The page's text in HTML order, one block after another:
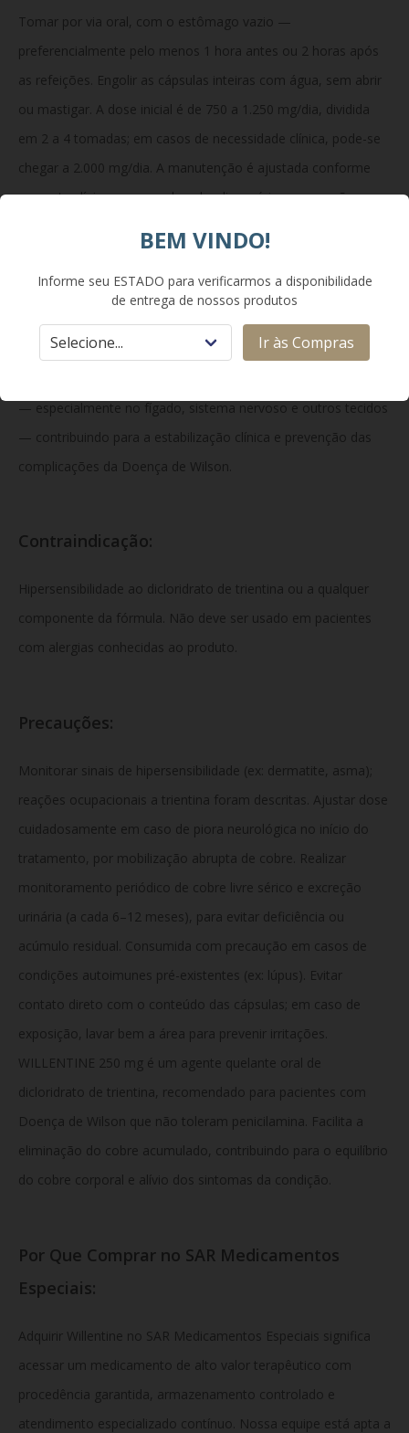
Tomar por via oral, com o estômago vazio —
preferencialmente pelo menos 1 hora antes ou 2 horas após
as refeições. Engolir as cápsulas inteiras com água, sem abrir
ou mastigar. A dose inicial é de 750 a 1.250 mg/dia, dividida
em 2 a 4 tomadas; em casos de necessidade clínica, pode-se
chegar a 2.000 mg/dia. A manutenção é ajustada conforme
resposta clínica, exames de cobre livre sérico e excreção
Como Funciona:
Ao promover a eliminação do cobre acumulado, WILLENTINE
— especialmente no fígado, sistema nervoso e outros tecidos
— contribuindo para a estabilização clínica e prevenção das
complicações da Doença de Wilson.
Contraindicação:
Hipersensibilidade ao dicloridrato de trientina ou a qualquer
componente da fórmula. Não deve ser usado em pacientes
com alergias conhecidas ao produto.
Precauções:
Monitorar sinais de hipersensibilidade (ex: dermatite, asma);
reações ocupacionais a trientina foram descritas. Ajustar dose
cuidadosamente em caso de piora neurológica no início do
tratamento, por mobilização abrupta de cobre. Realizar
monitoramento periódico de cobre livre sérico e excreção
urinária (a cada 6–12 meses), para evitar deficiência ou
acúmulo residual. Consumida com precaução em casos de
condições autoimunes pré-existentes (ex: lúpus). Evitar
contato direto com o conteúdo das cápsulas; em caso de
exposição, lavar bem a área para prevenir irritações.
WILLENTINE 250 mg é um agente quelante oral de
dicloridrato de trientina, recomendado para pacientes com
Doença de Wilson que não toleram penicilamina. Facilita a
eliminação do cobre acumulado, contribuindo para o equilíbrio
do cobre corporal e alívio dos sintomas da condição.
Por Que Comprar no SAR Medicamentos
Especiais:
Adquirir Willentine no SAR Medicamentos Especiais significa
acessar um medicamento de alto valor terapêutico com
procedência garantida, armazenamento controlado e
atendimento especializado contínuo. Nossa equipe está apta a
BEM VINDO!
Informe seu ESTADO para verificarmos a disponibilidade
de entrega de nossos produtos
Ir às Compras